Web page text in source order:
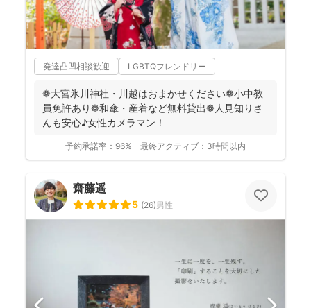
発達凸凹相談歓迎 LGBTQフレンドリー
❁大宮氷川神社・川越はおまかせください❁小中教
員免許あり❁和傘・産着など無料貸出❁人見知りさ
んも安心♪女性カメラマン！
予約承諾率： 96% 最終アクティブ： 3時間以内
齋藤遥
5 (26)男性